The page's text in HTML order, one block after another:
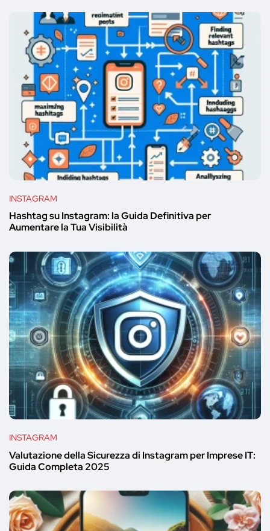
INSTAGRAM
Hashtag su Instagram: la Guida Definitiva per
Aumentare la Tua Visibilità
INSTAGRAM
Valutazione della Sicurezza di Instagram per Imprese IT:
Guida Completa 2025